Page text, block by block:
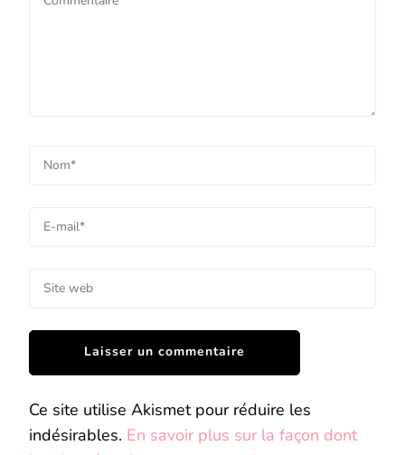
Ce site utilise Akismet pour réduire les
indésirables. En savoir plus sur la façon dont